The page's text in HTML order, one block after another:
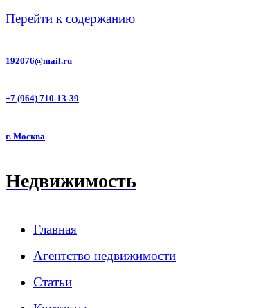
Перейти к содержанию
192076@mail.ru
+7 (964) 710-13-39
г. Москва
Недвижимость
Главная
Агентство недвижимости
Статьи